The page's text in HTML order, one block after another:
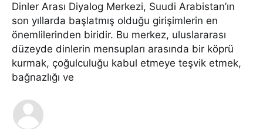
Dinler Arası Diyalog Merkezi, Suudi Arabistan’ın
son yıllarda başlatmış olduğu girişimlerin en
önemlilerinden biridir. Bu merkez, uluslararası
düzeyde dinlerin mensupları arasında bir köprü
kurmak, çoğulculuğu kabul etmeye teşvik etmek,
bağnazlığı ve